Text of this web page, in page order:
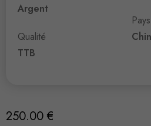
Argent
Qualité
TTB
Pays
250.00 €